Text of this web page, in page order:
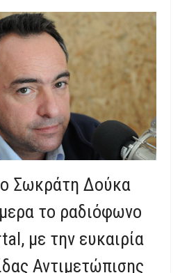
Σωκράτη Δούκα
το ραδιόφωνο
με την ευκαιρία
Αντιμετώπισης